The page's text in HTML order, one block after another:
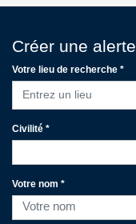
Créer une alerte
Votre lieu de recherche *
Entrez un lieu
Civilité *
Votre nom *